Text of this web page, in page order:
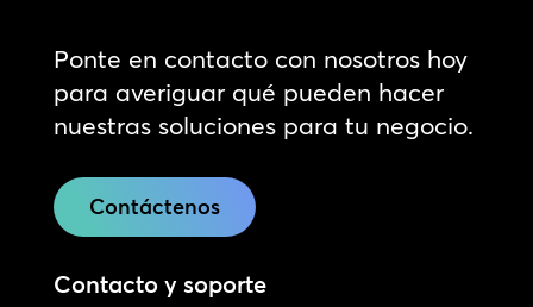
Ponte en contacto con nosotros hoy
para averiguar qué pueden hacer
nuestras soluciones para tu negocio.
Contáctenos
Contacto y soporte